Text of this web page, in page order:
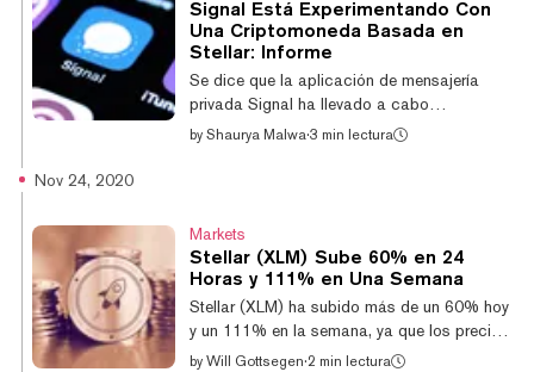
fue alrededor del momento en que alcanzó
su máximo histórico de 93 centavos allá por
enero de 2018. El cofundador y CTO de
Stellar, Jed McCaleb, seguramente está...
Signal Está Experimentando Con
Una Criptomoneda Basada en
Stellar: Informe
Se dice que la aplicación de mensajería
privada Signal ha llevado a cabo
experimentos para una oferta de
criptomoneda de privacidad basada en
Stellar, la undécima mayor blockchain del
mundo por capitalización de mercado. El
CEO de Signal, Moxie Marlinspike, fue
asesor de MobileCoin, lo que indica que
ambos proyectos podrían so...
by Shaurya Malwa·3 min lectura
Nov 24, 2020
Markets
Stellar (XLM) Sube 60% en 24
Horas y 111% en Una Semana
Stellar (XLM) ha subido más de un 60% hoy
y un 111% en la semana, ya que los precios
siguen subiendo junto con los de Ripple
by Will Gottsegen·2 min lectura